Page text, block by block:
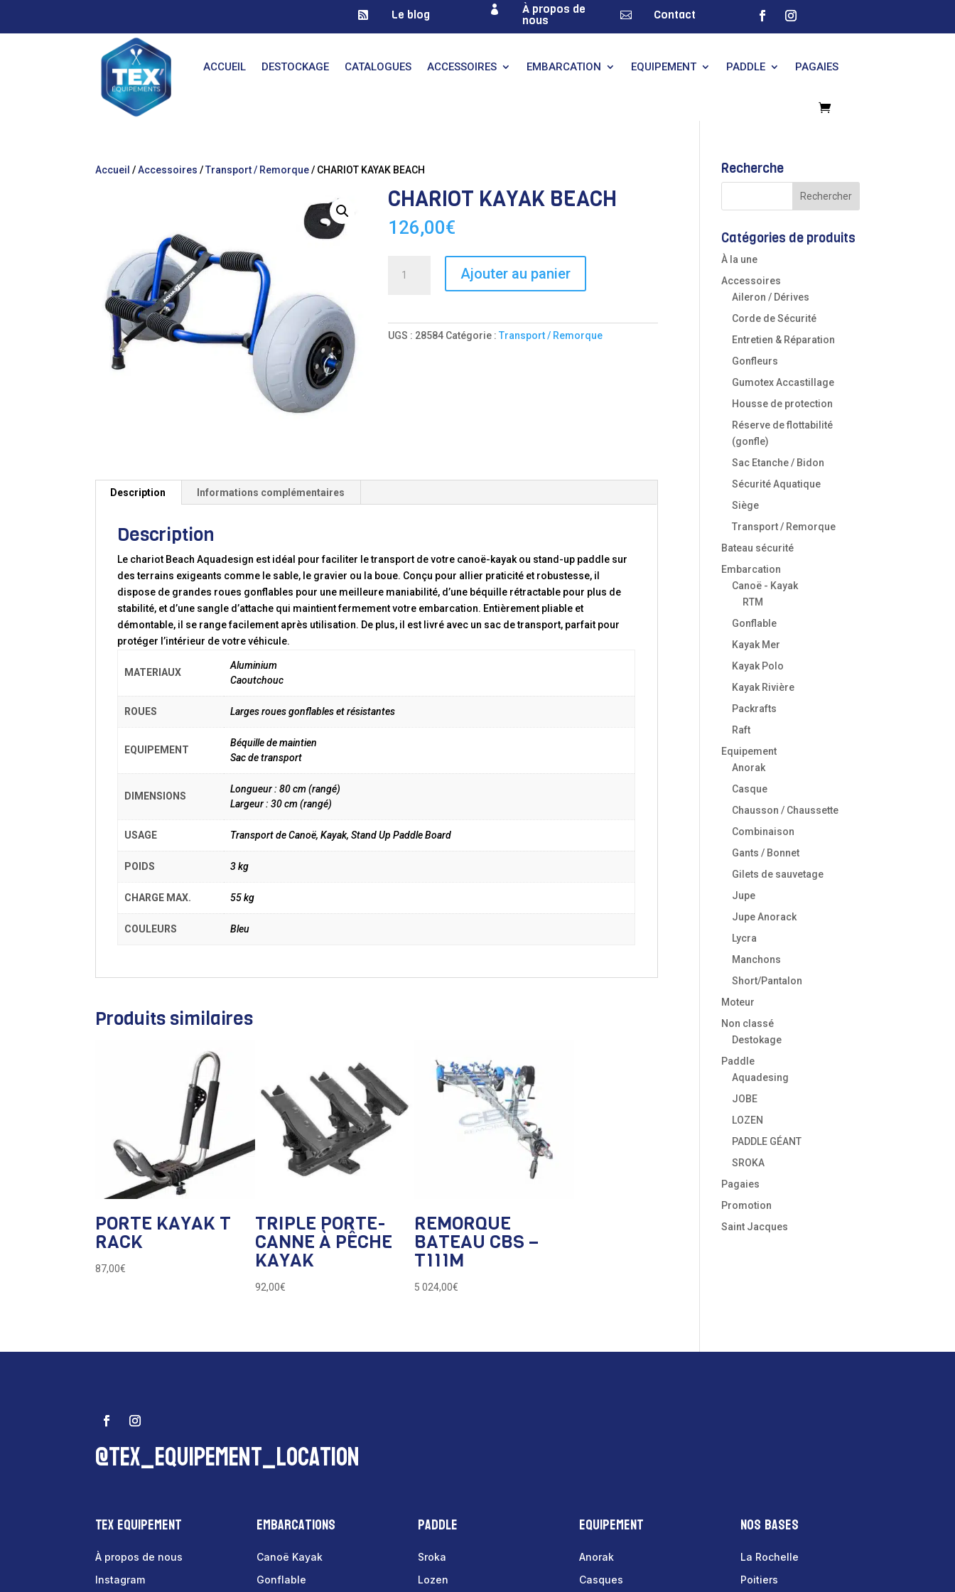
 Le blog  À propos de
nous  Contact
ACCUEIL DESTOCKAGE CATALOGUES ACCESSOIRES EMBARCATION EQUIPEMENT PADDLE PAGAIES
Accueil /Accessoires /Transport / Remorque/ CHARIOT KAYAK BEACH
CHARIOT KAYAK BEACH
126,00€
Ajouter au panier
UGS : 28584 Catégorie :Transport / Remorque
Description Informations complémentaires
Description
Le chariot Beach Aquadesign est idéal pour faciliter le transport de votre canoë-kayak ou stand-up paddle sur
des terrains exigeants comme le sable, le gravier ou la boue. Conçu pour allier praticité et robustesse, il
dispose de grandes roues gonflables pour une meilleure maniabilité, d’une béquille rétractable pour plus de
stabilité, et d’une sangle d’attache qui maintient fermement votre embarcation. Entièrement pliable et
démontable, il se range facilement après utilisation. De plus, il est livré avec un sac de transport, parfait pour
protéger l’intérieur de votre véhicule.
MATERIAUX
Aluminium
Caoutchouc
ROUES Larges roues gonflables et résistantes
EQUIPEMENT
Béquille de maintien
Sac de transport
DIMENSIONS
Longueur : 80 cm (rangé)
Largeur : 30 cm (rangé)
USAGE Transport de Canoë, Kayak, Stand Up Paddle Board
POIDS 3 kg
CHARGE MAX. 55 kg
COULEURS Bleu
Produits similaires
PORTE KAYAK T
RACK
87,00€
TRIPLE PORTE-
CANNE À PÊCHE
KAYAK
92,00€
REMORQUE
BATEAU CBS –
T111M
5 024,00€
Recherche
Catégories de produits
À la une
Accessoires
Aileron / Dérives
Corde de Sécurité
Entretien & Réparation
Gonfleurs
Gumotex Accastillage
Housse de protection
Réserve de flottabilité
(gonfle)
Sac Etanche / Bidon
Sécurité Aquatique
Siège
Transport / Remorque
Bateau sécurité
Embarcation
Canoë - Kayak
RTM
Gonflable
Kayak Mer
Kayak Polo
Kayak Rivière
Packrafts
Raft
Equipement
Anorak
Casque
Chausson / Chaussette
Combinaison
Gants / Bonnet
Gilets de sauvetage
Jupe
Jupe Anorack
Lycra
Manchons
Short/Pantalon
Moteur
Non classé
Destokage
Paddle
Aquadesing
JOBE
LOZEN
PADDLE GÉANT
SROKA
Pagaies
Promotion
Saint Jacques
@tex_equipement_location
Tex Equipement
À propos de nous
Instagram
Embarcations
Canoë Kayak
Gonflable
Paddle
Sroka
Lozen
Equipement
Anorak
Casques
Nos bases
La Rochelle
Poitiers